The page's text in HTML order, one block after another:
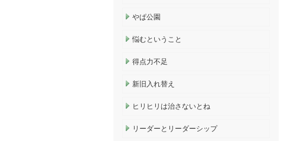
やぱ公園
悩むということ
得点力不足
新旧入れ替え
ヒリヒリは治さないとね
リーダーとリーダーシップ